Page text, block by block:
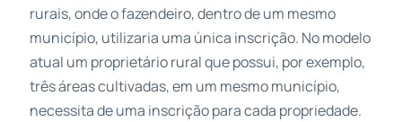
rurais, onde o fazendeiro, dentro de um mesmo
município, utilizaria uma única inscrição. No modelo
atual um proprietário rural que possui, por exemplo,
três áreas cultivadas, em um mesmo município,
necessita de uma inscrição para cada propriedade.